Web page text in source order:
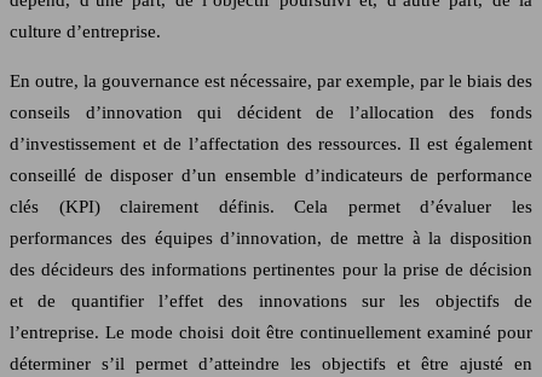
culture d’entreprise.
En outre, la gouvernance est nécessaire, par exemple, par le biais des
conseils d’innovation qui décident de l’allocation des fonds
d’investissement et de l’affectation des ressources. Il est également
conseillé de disposer d’un ensemble d’indicateurs de performance
clés (KPI) clairement définis. Cela permet d’évaluer les
performances des équipes d’innovation, de mettre à la disposition
des décideurs des informations pertinentes pour la prise de décision
et de quantifier l’effet des innovations sur les objectifs de
l’entreprise. Le mode choisi doit être continuellement examiné pour
déterminer s’il permet d’atteindre les objectifs et être ajusté en